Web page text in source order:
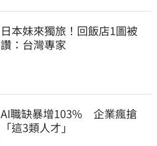
日本妹來獨旅！回飯店1圖被
讚：台灣專家
AI職缺暴增103%　企業瘋搶
「這3類人才」